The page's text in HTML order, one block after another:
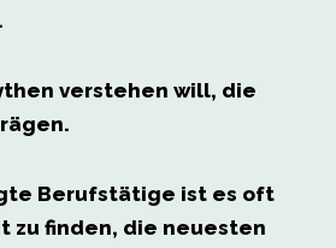
verstehen will, die
Berufstätige ist es oft
zu finden, die neuesten